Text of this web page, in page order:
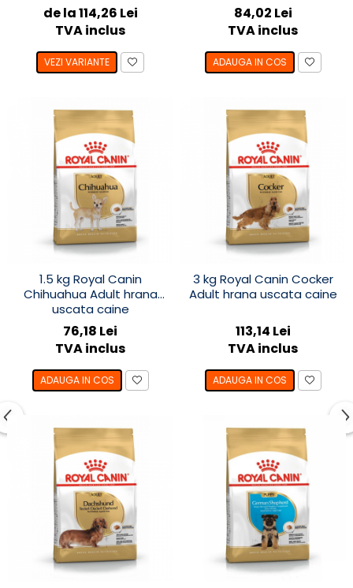
de la 114,26 Lei
TVA inclus
VEZI VARIANTE
84,02 Lei
TVA inclus
ADAUGA IN COS
1.5 kg Royal Canin
Chihuahua Adult hrana
uscata caine
76,18 Lei
TVA inclus
ADAUGA IN COS
3 kg Royal Canin Cocker
Adult hrana uscata caine
113,14 Lei
TVA inclus
ADAUGA IN COS